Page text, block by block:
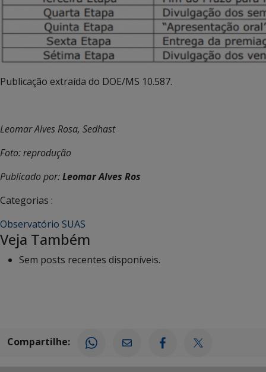
Publicação extraída do DOE/MS 10.587.
Leomar Alves Rosa, Sedhast
Foto: reprodução
Publicado por:Leomar Alves Ros
Categorias :
Observatório SUAS
Veja Também
Sem posts recentes disponíveis.
Compartilhe: